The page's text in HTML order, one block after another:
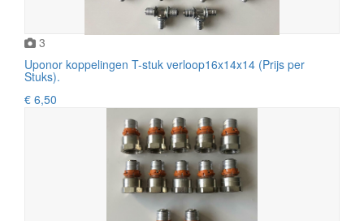
3
Uponor koppelingen T-stuk verloop16x14x14 (Prijs per
Stuks).
€ 6,50